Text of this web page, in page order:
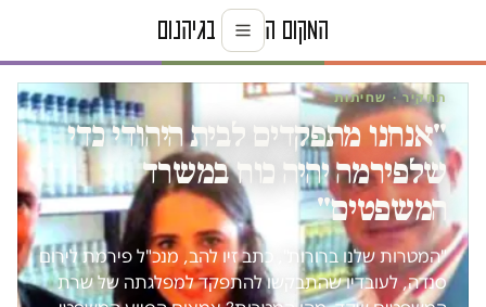
תחקיר · שחיתות
"אנחנו מתפקדים לבית היהודי כדי
שלפירמה יהיה כוח במשרד
המשפטים"
"המטרות שלנו ברורות", כתב זיו להב, מנכ"ל פירמת לירום
סנדה, לעובדיו שהתבקשו להתפקד למפלגתה של שרת